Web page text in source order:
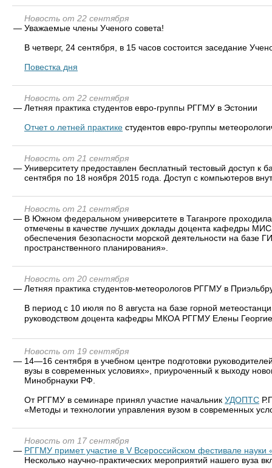
Новость от 22 сентября
— Уважаемые члены Ученого совета!
В четверг, 24 сентября, в 15 часов состоится заседание
Повестка дня
Новость от 22 сентября
— Летняя практика студентов евро-группы РГГМУ в Эстонии
Отчет о летней практике студентов евро-группы
Новость от 21 сентября
— Университету предоставлен бесплатный тестовый доступ к
сентября по 18 ноября 2015 года. Доступ с компьютеров
Новость от 21 сентября
— В Южном федеральном университете в Таганроге
отмечены в качестве лучших доклады доцента кафедры
обеспечения безопасности морской деятельности на базе
пространственного планирования».
Новость от 20 сентября
— Летняя практика студентов-метеорологов РГГМУ в
В период с 10 июля по 8 августа на базе горной
руководством доцента кафедры МКОА РГГМУ Елены
Новость от 19 сентября
— 14—16 сентября в учебном центре подготовки
вузы в современных условиях», приуроченный к выходу
Минобрнауки РФ.
От РГГМУ в семинаре принял участие начальник УДОПТС
«Методы и технологии управления вузом в современных
Новость от 17 сентября
— РГГМУ примет участие в V Всероссийском фестивале науки
Несколько научно-практических мероприятий нашего вуза